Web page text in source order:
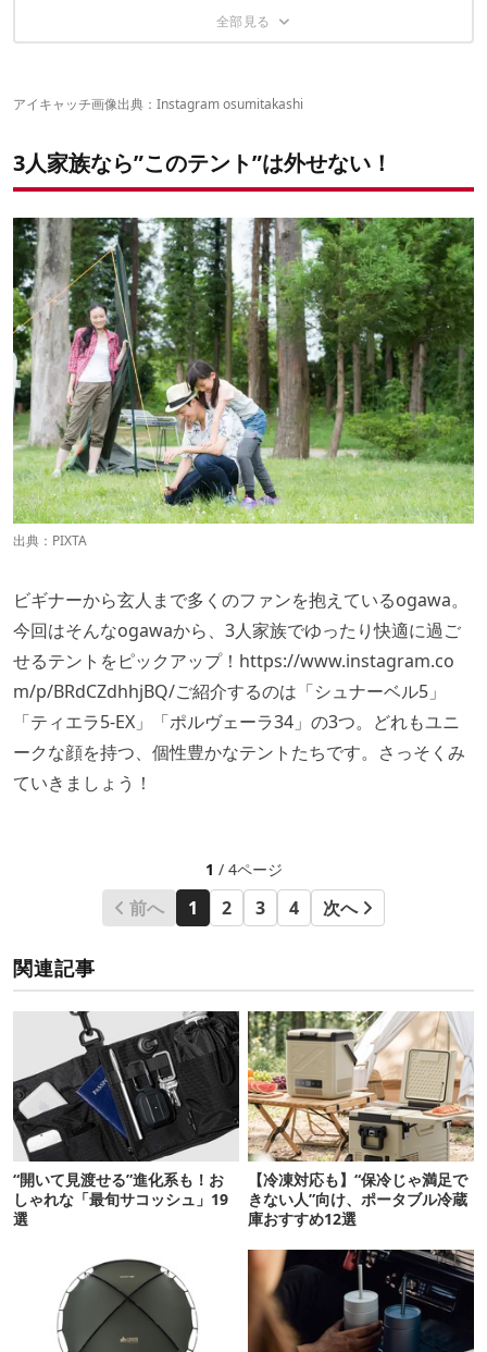
特徴③ 作業工程は多いが、設営はしやすい
特徴② 慣れたら10～15分、しかも1人で設営できる！
アイキャッチ画像出典： Instagram osumitakashi
3人家族なら”このテント”は外せない！
出典：PIXTA
ビギナーから玄人まで多くのファンを抱えているogawa。
今回はそんなogawaから、3人家族でゆったり快適に過ご
せるテントをピックアップ！ https://www.instagram.co
m/p/BRdCZdhhjBQ/ご紹介するのは「シュナーベル5」
「ティエラ5-EX」「ポルヴェーラ34」の3つ。どれもユニ
ークな顔を持つ、個性豊かなテントたちです。さっそくみ
ていきましょう！
1 / 4ページ
前へ 1 2 3 4 次へ
関連記事
“開いて見渡せる”進化系も！お
しゃれな「最旬サコッシュ」19
選
【冷凍対応も】“保冷じゃ満足で
きない人”向け、ポータブル冷蔵
庫おすすめ12選